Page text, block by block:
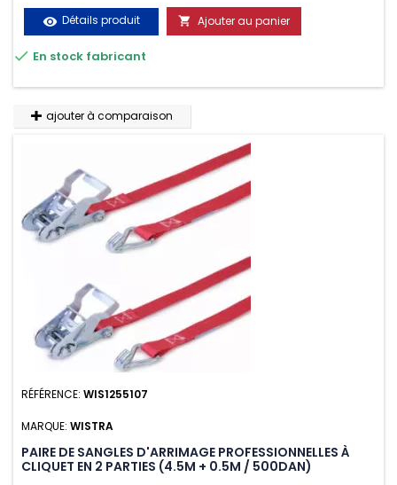
visibility Détails produit  Ajouter au panier
 En stock fabricant
ajouter à comparaison
RÉFÉRENCE: WIS1255107
MARQUE: WISTRA
PAIRE DE SANGLES D'ARRIMAGE PROFESSIONNELLES À
CLIQUET EN 2 PARTIES (4.5M + 0.5M / 500DAN)